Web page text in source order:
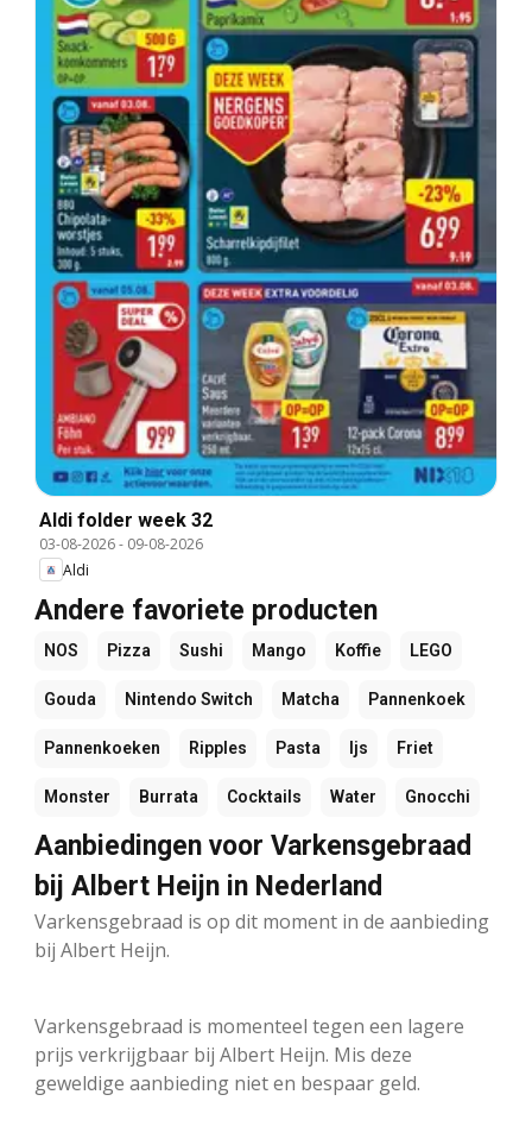
Aldi folder week 32
03-08-2026- 09-08-2026
Aldi
Andere favoriete producten
NOS Pizza Sushi Mango Koffie LEGO
Gouda Nintendo Switch Matcha Pannenkoek
Pannenkoeken Ripples Pasta Ijs Friet
Monster Burrata Cocktails Water Gnocchi
Aanbiedingen voor Varkensgebraad
bij Albert Heijn in Nederland
Varkensgebraad is op dit moment in de aanbieding
bij Albert Heijn.
Varkensgebraad is momenteel tegen een lagere
prijs verkrijgbaar bij Albert Heijn. Mis deze
geweldige aanbieding niet en bespaar geld.